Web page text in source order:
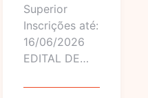
Superior
Inscrições até:
16/06/2026
EDITAL DE…